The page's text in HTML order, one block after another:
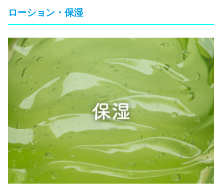
ローション・保湿